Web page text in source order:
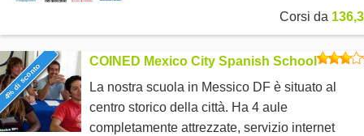
Corsi da
4% di sconto
COINED Mexico City Spanish School
La nostra scuola in Messico DF è situato al
centro storico della città. Ha 4 aule
completamente attrezzate, servizio internet